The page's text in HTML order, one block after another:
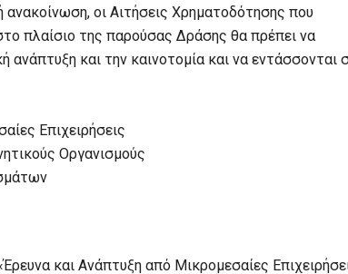
οι Αιτήσεις Χρηματοδότησης που
πλαίσιο της παρούσας Δράσης θα πρέπει να
ανάπτυξη και την καινοτομία και να εντάσσονται
Επιχειρήσεις
Οργανισμούς
και Ανάπτυξη από Μικρομεσαίες